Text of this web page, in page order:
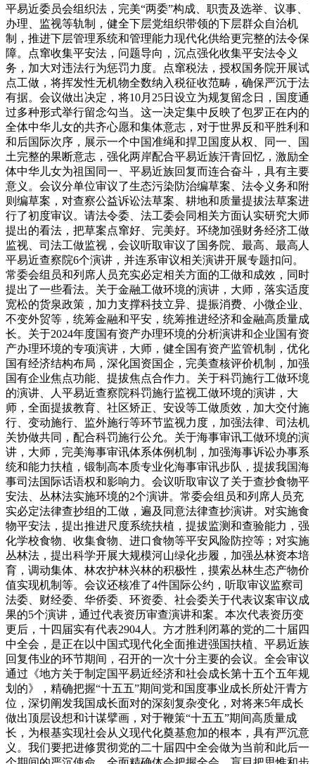
平易近委员会组织法，完美“两委”构成、职责及选举、议事、
办理、监视等轨制，健全下层党组织带领的下层群众自治机
制，推进下层管理系统和管理能力现代化供给更完整的法令保
障。点窜收集平安法，问题导向，沉点强化收集平安法令义
务，加大对违法行为惩罚力度。点窜税法，授权国务院开展试
点工做，将挥发性无机物全数纳入税征收范畴，确保严沉于法
有据。会议做出决定，将10月25日设立为规复留念日，国度通
过多种形式举行留念勾当。这一决定集中反映了包罗正在内的
全体中华儿女的共齐心愿和集体意志，对于世界反和平胜利和
和后国际次序，展示一个中国准绳和捍卫国度从权、同一、国
土完整的果断意志，强化两岸配合平易近族汗青回忆，激励全
体中华儿女为祖国同一、平易近族回复而连合奋斗，具有主要
意义。会议分单位审议了生态污染防治编草案、法令义务和附
则编草案，对查察公益诉讼法草案、耕地和质量提拔法草案进
行了初度审议。请法令委、法工委会同相关方面认实研究大师
提出的看法，把草案点窜好、完美好。环绕加强财务经济工做
监视、司法工做监视，会议听取审议了国务院、最高、最高人
平易近查察院6个演讲，并连系审议相关演讲开展专题扣问。
常委会组员和列席人员充实必定相关方面的工做和成效，同时
提出了一些看法。关于金融工做环境的演讲，大师，落实适度
宽松的货泉政策，加力支撑科技立异、提振消费、小微企业、
不变外贸等，统筹金融和平安，统筹推进经济和金融高质量成
长。关于2024年度国有资产办理环境的分析演讲和企业国有资
产办理环境的专项演讲，大师，健全国有资产监管机制，优化
国有经济结构布局，深化国资国企，完美查核评价机制，加强
国有企业焦点功能、提拔焦点合作力。关于科罚施行工做环境
的演讲、人平易近查察院科罚施行监视工做环境的演讲，大
师，全面提拔教育、社区矫正、安设等工做质效，加大交付施
行、变动施行、监外施行等环节监视力度，加强法律、司法机
关协做共同，配合科罚施行公允。关于海事审讯工做环境的演
讲，大师，完美海事审讯体系体例机制，加强海事诉讼办事系
统和能力扶植，锻制高本质专业化海事审讯步队，提拔我国海
事司法国际话语权和影响力。会议听取审议了关于查抄食物平
安法、丛林法实施环境的2个演讲。常委会组员和列席人员充
实必定法律查抄组的工做，遍及同意法律查抄演讲。对实施食
物平安法，提出推进尺度系统扶植，提拔监测和查验能力，强
化学校食物、收集食物、进口食物等平安风险防控等；对实施
丛林法，提出科学开展大规模河山绿化步履，加强丛林资本培
育，调动集体、林农护林兴林的积极性，摸索丛林生态产物价
值实现机制等。会议还核准了4件国际公约，听取审议监察司
法委、财经委、华侨委、环资委、社会委关于代表议案审议成
果的5个演讲，通过代表资历审查演讲和案。本次代表资历变
更后，十四届实有代表2904人。方才胜利闭幕的党的二十届四
中全会，是正在以中国式现代化全面推进强国扶植、平易近族
回复伟业的环节期间，召开的一次十分主要的会议。全会审议
通过《地方关于制定国平易近经济和社会成长第十五个五年规
划的》，精确把握“十五五”期间党和国度事业成长所处汗青方
位，深切阐发我国成长面对的深刻复杂变化，对将来5年成长
做出顶层设想和计谋擘画，对于鞭策“十五五”期间高质量成
长，为根基实现社会从义现代化奠基愈加的根本，具有严沉意
义。我们要把进修贯彻党的二十届四中全会做为当前和此后一